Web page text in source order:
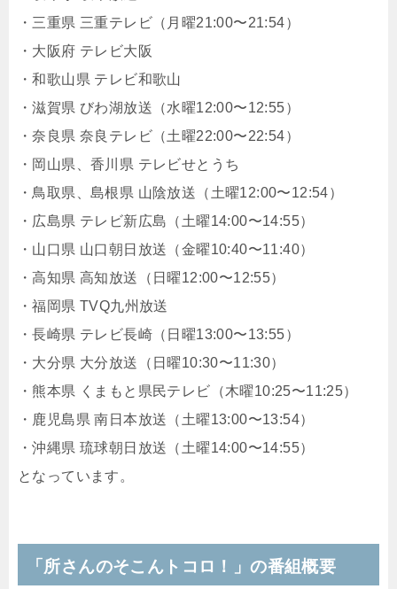
・三重県 三重テレビ（月曜21:00〜21:54）
・大阪府 テレビ大阪
・和歌山県 テレビ和歌山
・滋賀県 びわ湖放送（水曜12:00〜12:55）
・奈良県 奈良テレビ（土曜22:00〜22:54）
・岡山県、香川県 テレビせとうち
・鳥取県、島根県 山陰放送（土曜12:00〜12:54）
・広島県 テレビ新広島（土曜14:00〜14:55）
・山口県 山口朝日放送（金曜10:40〜11:40）
・高知県 高知放送（日曜12:00〜12:55）
・福岡県 TVQ九州放送
・長崎県 テレビ長崎（日曜13:00〜13:55）
・大分県 大分放送（日曜10:30〜11:30）
・熊本県 くまもと県民テレビ（木曜10:25〜11:25）
・鹿児島県 南日本放送（土曜13:00〜13:54）
・沖縄県 琉球朝日放送（土曜14:00〜14:55）
となっています。
「所さんのそこんトコロ！」の番組概要